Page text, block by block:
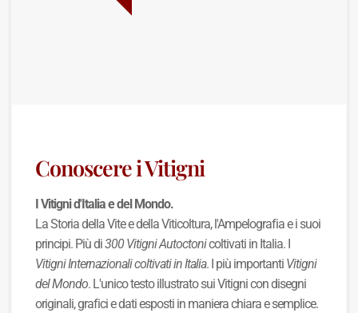
Conoscere i Vitigni
I Vitigni d'Italia e del Mondo.
La Storia della Vite e della Viticoltura, l'Ampelografia e i suoi
principi. Più di300 Vitigni Autoctonicoltivati in Italia. I
Vitigni Internazionali coltivati in Italia. I più importanti Vitigni
del Mondo. L'unico testo illustrato sui Vitigni con disegni
originali, grafici e dati esposti in maniera chiara e semplice.